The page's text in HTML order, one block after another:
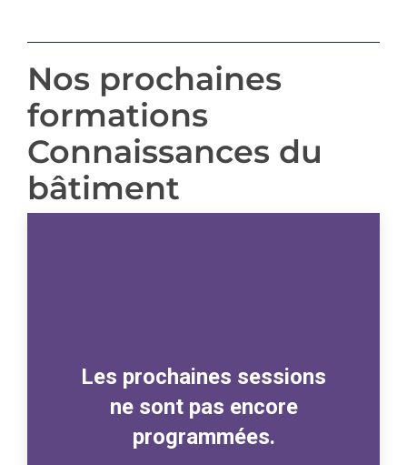
Nos prochaines
formations
Connaissances du
bâtiment
Les prochaines sessions
ne sont pas encore
programmées.